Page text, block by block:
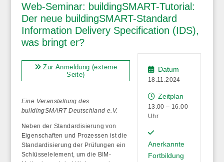
Web-Seminar: buildingSMART-Tutorial:
Der neue buildingSMART-Standard
Information Delivery Specification (IDS),
was bringt er?
Zur Anmeldung (externe
Seite)
Eine Veranstaltung des
buildingSMART Deutschland e.V.
Neben der Standardisierung von
Eigenschaften und Prozessen ist die
Standardisierung der Prüfungen ein
Schlüsselelement, um die BIM-
Datum
18.11.2024
Zeitplan
13.00 – 16.00
Uhr
Anerkannte
Fortbildung